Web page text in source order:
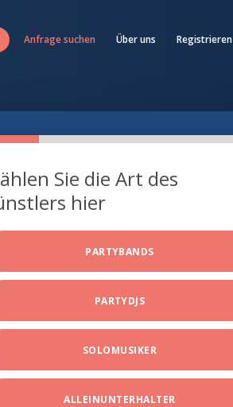
Anfrage suchen Über uns Registrieren
Sie die Art des
hier
PARTYBANDS
PARTYDJS
SOLOMUSIKER
ALLEINUNTERHALTER